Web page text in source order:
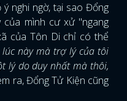
nghi ngờ, tại sao Đổng
mình cư xử "ngang
của Tôn Di chỉ có thể
này mà trợ lý của tôi
lý do duy nhất mà thôi,
ra, Đổng Tử Kiện cũng